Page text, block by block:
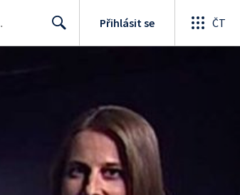
Přihlásit se ČT